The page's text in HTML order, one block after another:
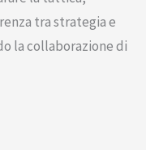
tra strategia e
la collaborazione di